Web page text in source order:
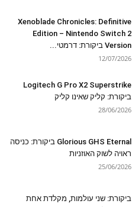
Xenoblade Chronicles: Definitive
Edition – Nintendo Switch 2
Version ביקורת: דרמטי...
12/07/2026
Logitech G Pro X2 Superstrike
ביקורת: קליק שאינו קליק
28/06/2026
Glorious GHS Eternal ביקורת: כניסה
ראויה לשוק האוזניות
25/06/2026
ביקורת: שני עולמות, מקלדת אחת